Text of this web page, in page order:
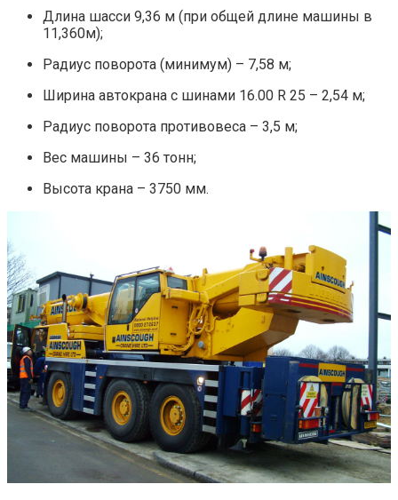
Длина шасси 9,36 м (при общей длине машины в
11,360м);
Радиус поворота (минимум) – 7,58 м;
Ширина автокрана с шинами 16.00 R 25 – 2,54 м;
Радиус поворота противовеса – 3,5 м;
Вес машины – 36 тонн;
Высота крана – 3750 мм.